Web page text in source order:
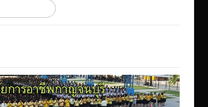
อนไลน์